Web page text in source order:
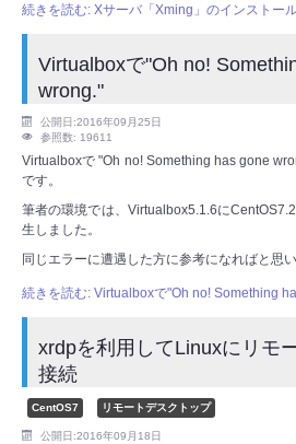
続きを読む: Xサーバ「Xming」のインストー
Virtualboxで"Oh no!
wrong."
公開日:2016年09月25日
参照数: 19611
Virtualboxで "Oh no! Something has gone
です。
筆者の環境では、Virtualbox5.1.6に
生しました。
同じエラーに遭遇した方に参考になればと思
続きを読む: Virtualboxで"Oh no! Something
xrdpを利用してLinuxにリモ
接続
CentOS7 リモートデスクトップ
公開日:2016年09月18日